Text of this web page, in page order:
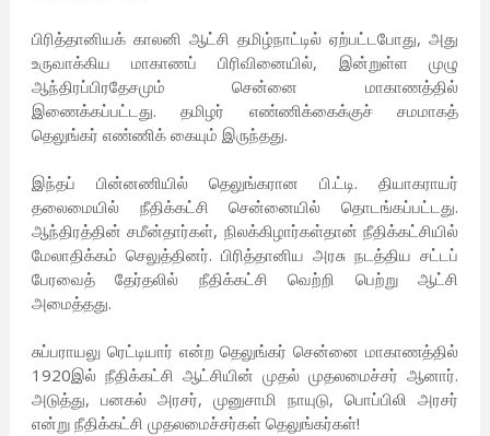
பிரித்தானியக் காலனி ஆட்சி தமிழ்நாட்டில் ஏற்பட்டபோது, அது
உருவாக்கிய மாகாணப் பிரிவினையில், இன்றுள்ள முழு
ஆந்திரப்பிரதேசமும் சென்னை மாகாணத்தில்
இணைக்கப்பட்டது. தமிழர் எண்ணிக்கைக்குச் சமமாகத்
தெலுங்கர் எண்ணிக் கையும் இருந்தது.
இந்தப் பின்னணியில் தெலுங்கரான பி.ட்டி. தியாகராயர்
தலைமையில் நீதிக்கட்சி சென்னையில் தொடங்கப்பட்டது.
ஆந்திரத்தின் சமீன்தார்கள், நிலக்கிழார்கள்தான் நீதிக்கட்சியில்
மேலாதிக்கம் செலுத்தினர். பிரித்தானிய அரசு நடத்திய சட்டப்
பேரவைத் தேர்தலில் நீதிக்கட்சி வெற்றி பெற்று ஆட்சி
அமைத்தது.
சுப்பராயலு ரெட்டியார் என்ற தெலுங்கர் சென்னை மாகாணத்தில்
1920இல் நீதிக்கட்சி ஆட்சியின் முதல் முதலமைச்சர் ஆனார்.
அடுத்து, பனகல் அரசர், முனுசாமி நாயுடு, பொப்பிலி அரசர்
என்று நீதிக்கட்சி முதலமைச்சர்கள் தெலுங்கர்கள்!